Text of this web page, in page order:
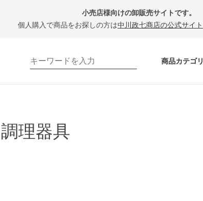
小売店様向けの卸販売サイトです。
個人購入で商品をお探しの方は中川政七商店の公式サイト
商品カテゴリ
調理器具